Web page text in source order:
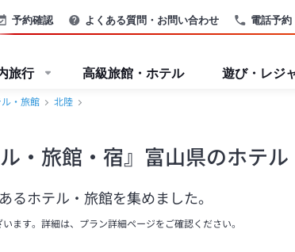
電話予約
予約確認 よくある質問・お問い合わせ
旅行 高級旅館・ホテル 遊び・レジ
・旅館 北陸
・旅館・宿』富山県のホテ
るホテル・旅館を集めました。
ます。詳細は、プラン詳細ページをご確認ください。